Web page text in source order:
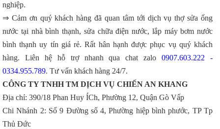
nghiệp.
⇒ Cảm ơn quý khách hàng đã quan tâm tới dịch vụ thợ sửa ống
nước tại nhà bình thạnh, sửa chữa điện nước, lắp máy bơm nước
bình thạnh uy tín giá rẻ. Rất hân hạnh được phục vụ quý khách
hàng. Liên hệ hỗ trợ nhanh qua chat zalo0907.603.222 -
0334.955.789. Tư vấn khách hàng 24/7.
CÔNG TY TNHH TM DỊCH VỤ CHIẾN AN KHANG
Địa chỉ: 390/18 Phan Huy ÍCh, Phường 12, Quận Gò Vấp
Chi Nhánh 2: Số 9 Đường số 4, Phường hiệp bình phước, TP Tp
Thủ Đức